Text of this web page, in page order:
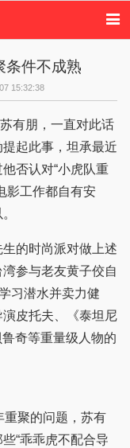
乐
欧美娱乐
闻
内地明星八卦
八卦 娱乐评论
条件不成熟
15:32:38
有朋，一直对此话
起此事，坦承最近
否认对“小虎队重
影工作都自有安
的时尚派对做上述
参与老友黄子佼自
习潜水并卖力健
皮托夫、《泰坦尼
鲁奇等重量级人物的
聚的问题，苏有
“乖乖虎不配合导